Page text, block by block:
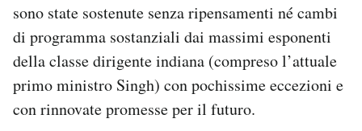
sono state sostenute senza ripensamenti né cambi
di programma sostanziali dai massimi esponenti
della classe dirigente indiana (compreso l’attuale
primo ministro Singh) con pochissime eccezioni e
con rinnovate promesse per il futuro.